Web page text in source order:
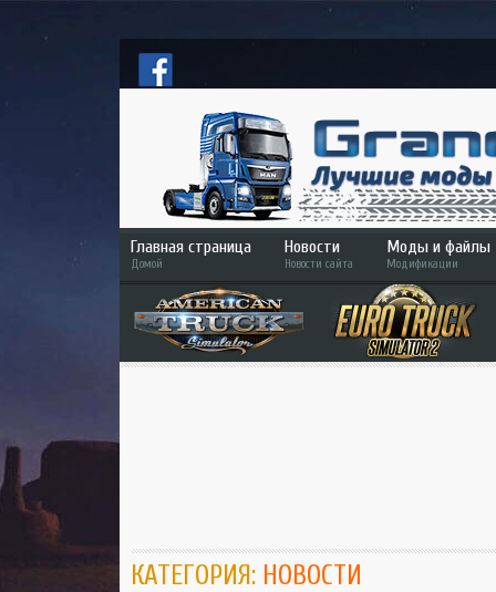
Главная страница
Домой
Новости
Новости сайта
Моды и файлы
Модификации
ETS 2
ATS
КАТЕГОРИЯ: НОВОСТИ